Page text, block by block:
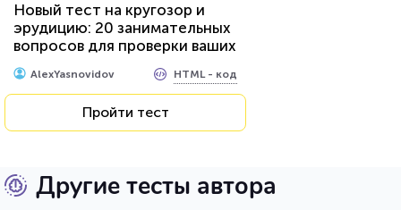
Новый тест на кругозор и
эрудицию: 20 занимательных
вопросов для проверки ваших
знаний...
AlexYasnovidov HTML - код
Пройти тест
Другие тесты автора